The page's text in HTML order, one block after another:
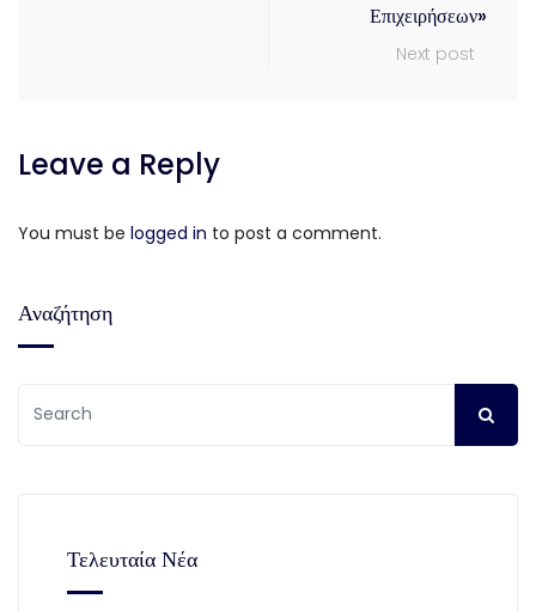
Επιχειρήσεων»
Next post
Leave a Reply
You must be logged in to post a comment.
Αναζήτηση
Τελευταία Νέα